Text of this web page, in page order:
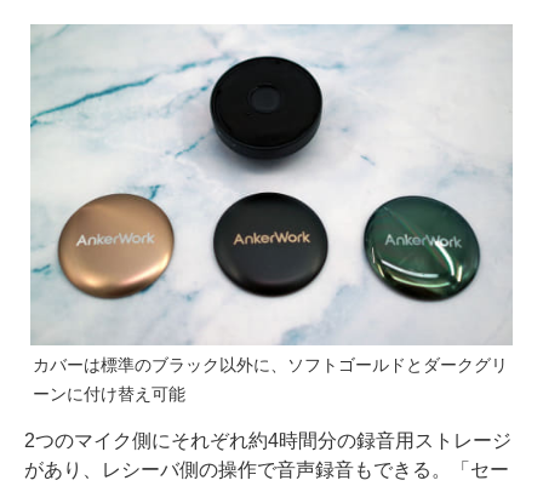
カバーは標準のブラック以外に、ソフトゴールドとダークグリ
ーンに付け替え可能
2つのマイク側にそれぞれ約4時間分の録音用ストレージ
があり、レシーバ側の操作で音声録音もできる。「セー